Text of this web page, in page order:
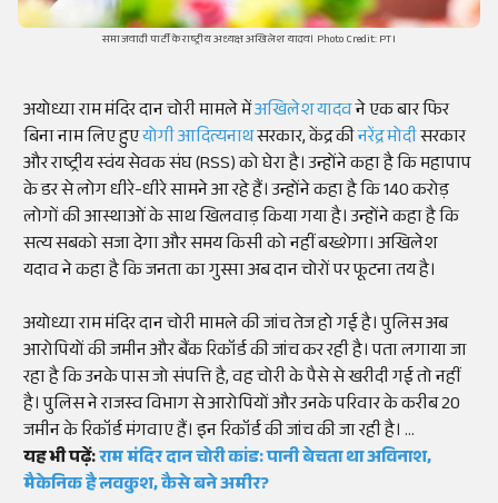
समाजवादी पार्टी के राष्ट्रीय अध्यक्ष अखिलेश यादव। Photo Credit: PTI
अयोध्या राम मंदिर दान चोरी मामले मेंअखिलेश यादवने एक बार फिर
बिना नाम लिए हुएयोगी आदित्यनाथसरकार, केंद्र कीनरेंद्र मोदीसरकार
और राष्ट्रीय स्वंय सेवक संघ (RSS) को घेरा है। उन्होंने कहा है कि महापाप
के डर से लोग धीरे-धीरे सामने आ रहे हैं। उन्होंने कहा है कि 140 करोड़
लोगों की आस्थाओं के साथ खिलवाड़ किया गया है। उन्होंने कहा है कि
सत्य सबको सजा देगा और समय किसी को नहीं बख्शेगा। अखिलेश
यदाव ने कहा है कि जनता का गुस्सा अब दान चोरों पर फूटना तय है।
अयोध्या राम मंदिर दान चोरी मामले की जांच तेज हो गई है। पुलिस अब
आरोपियों की जमीन और बैंक रिकॉर्ड की जांच कर रही है। पता लगाया जा
रहा है कि उनके पास जो संपत्ति है, वह चोरी के पैसे से खरीदी गई तो नहीं
है। पुलिस ने राजस्व विभाग से आरोपियों और उनके परिवार के करीब 20
जमीन के रिकॉर्ड मंगवाए हैं। इन रिकॉर्ड की जांच की जा रही है।
यह भी पढ़ें:राम मंदिर दान चोरी कांड: पानी बेचता था अविनाश,
मैकेनिक है लवकुश, कैसे बने अमीर?